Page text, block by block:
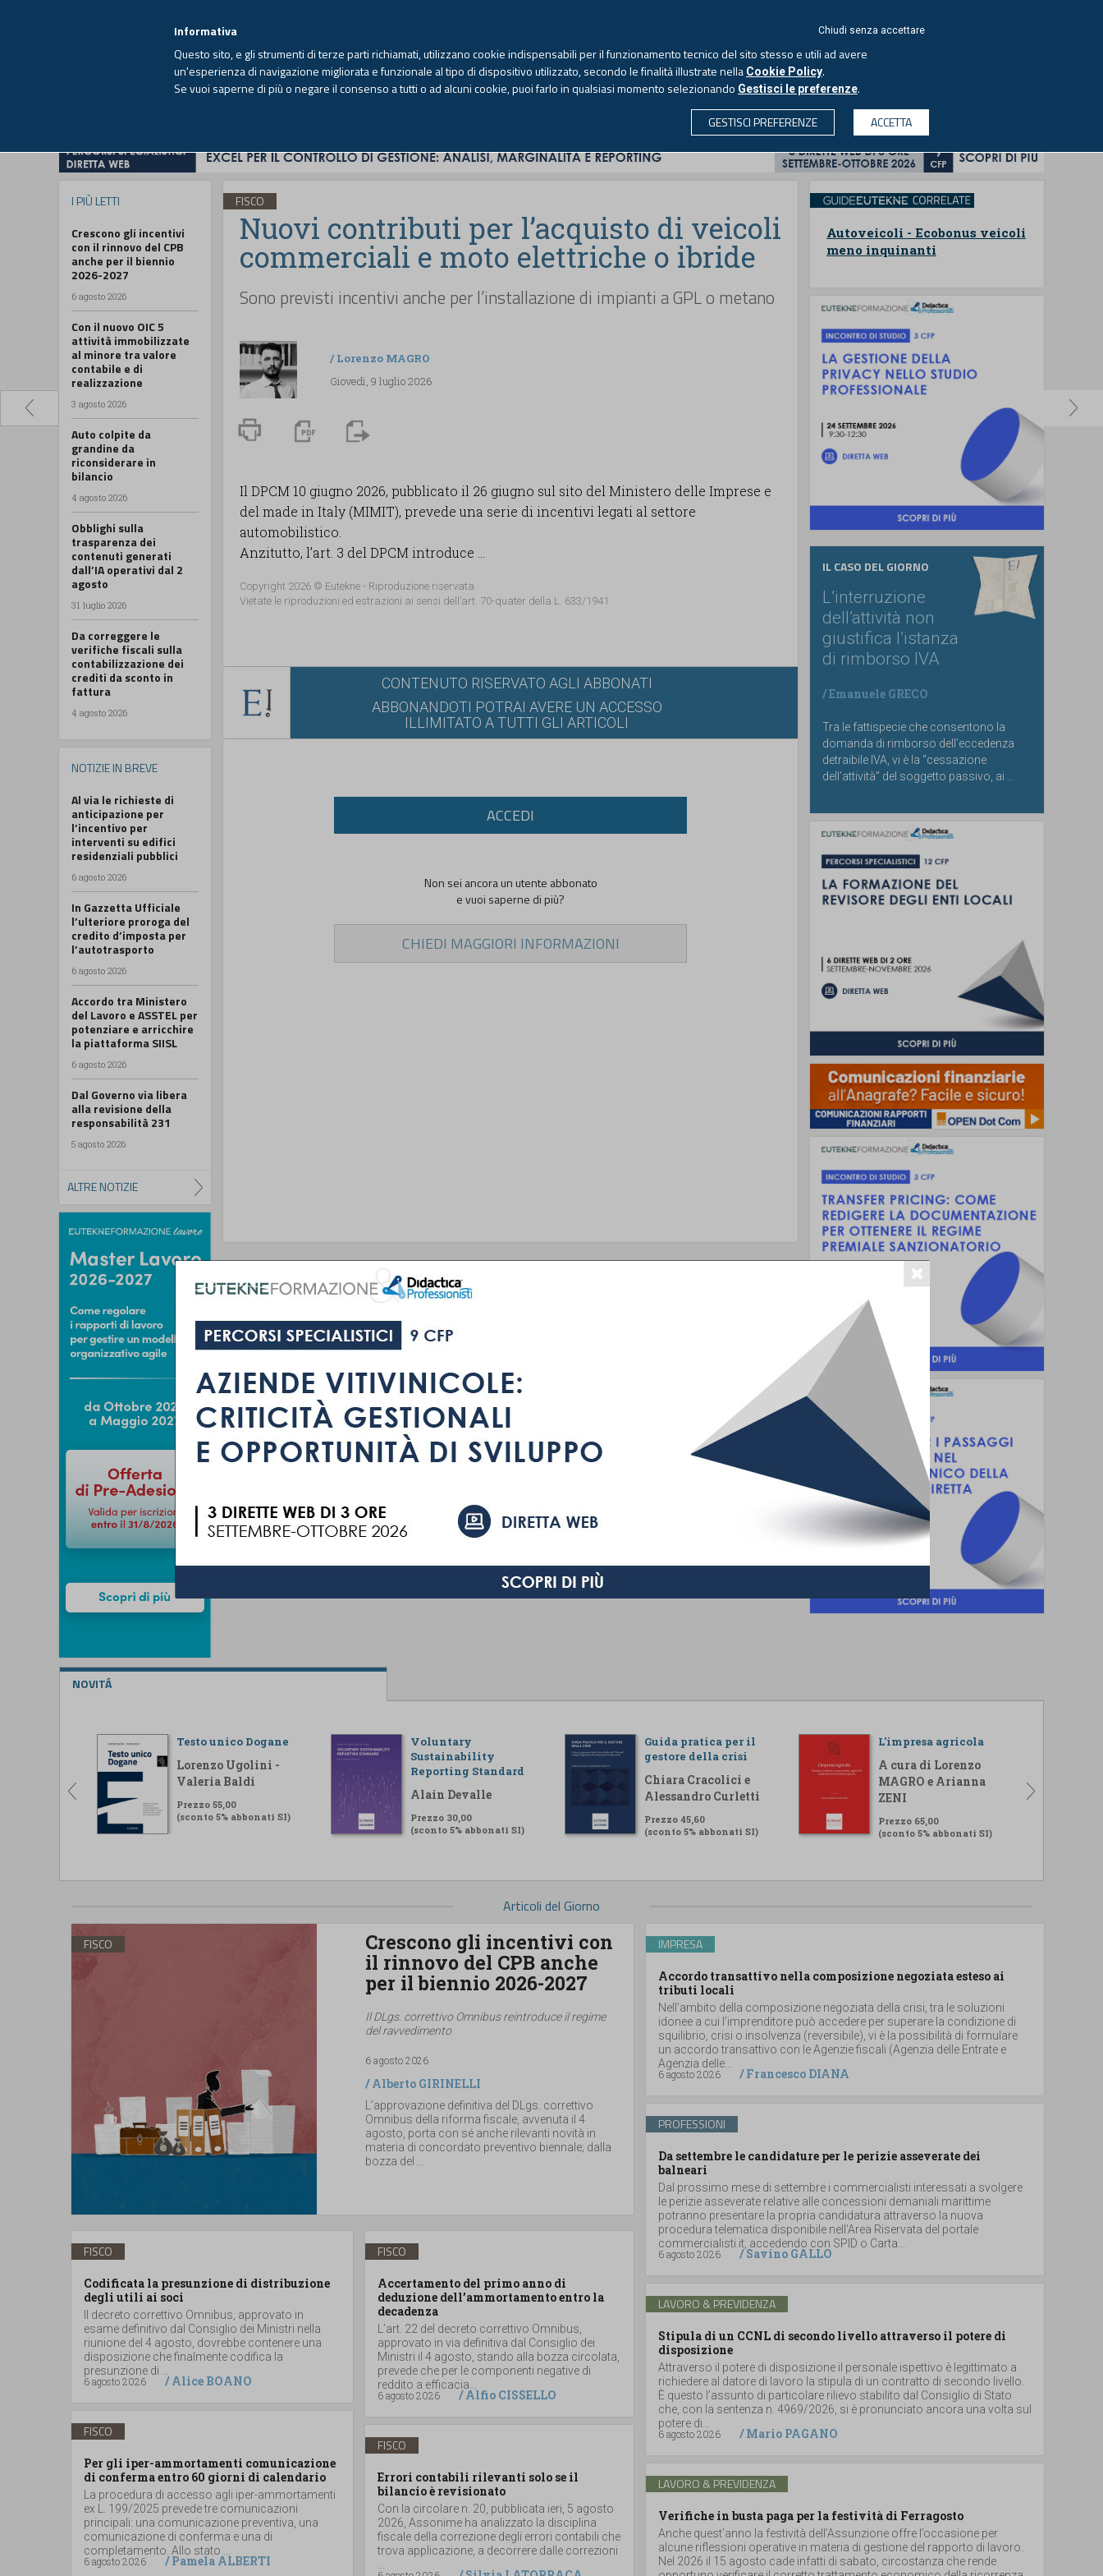
Giovedì, 6 agosto 2026 -Aggiornato alle 6.00
ECONOMIA & SOCIETÀ PROFESSIONI
I PIÙ LETTI
Crescono gli incentivi
con il rinnovo del CPB
anche per il biennio
2026-2027
6 agosto 2026
Con il nuovo OIC 5
attività immobilizzate
al minore tra valore
contabile e di
realizzazione
3 agosto 2026
Auto colpite da
grandine da
riconsiderare in
bilancio
4 agosto 2026
Obblighi sulla
trasparenza dei
contenuti generati
dall’IA operativi dal 2
agosto
31 luglio 2026
Da correggere le
verifiche fiscali sulla
contabilizzazione dei
crediti da sconto in
fattura
4 agosto 2026
NOTIZIE IN BREVE
Al via le richieste di
anticipazione per
l’incentivo per
interventi su edifici
residenziali pubblici
6 agosto 2026
In Gazzetta Ufficiale
l’ulteriore proroga del
credito d’imposta per
l’autotrasporto
6 agosto 2026
Accordo tra Ministero
del Lavoro e ASSTEL per
potenziare e arricchire
la piattaforma SIISL
6 agosto 2026
Dal Governo via libera
alla revisione della
responsabilità 231
5 agosto 2026
ALTRE NOTIZIE
FISCO
Nuovi contributi per l’acquisto di veicoli
commerciali e moto elettriche o ibride
Sono previsti incentivi anche per l’installazione di impianti a GPL o metano
/ Lorenzo MAGRO
Giovedì, 9 luglio 2026
Il DPCM 10 giugno 2026, pubblicato il 26 giugno sul sito del Ministero delle Imprese e
del made in Italy (MIMIT), prevede una serie di incentivi legati al settore
automobilistico.
Anzitutto, l’art. 3 del DPCM introduce ...
Copyright 2026 © Eutekne - Riproduzione riservata
Vietate le riproduzioni ed estrazioni ai sensi dell’art. 70-quater della L. 633/1941
CONTENUTO RISERVATO AGLI ABBONATI
ABBONANDOTI POTRAI AVERE UN ACCESSO
ILLIMITATO A TUTTI GLI ARTICOLI
ACCEDI
Non sei ancora un utente abbonato
e vuoi saperne di più?
CHIEDI MAGGIORI INFORMAZIONI
Autoveicoli - Ecobonus veicoli
meno inquinanti
IL CASO DEL GIORNO
L’interruzione
dell’attività non
giustifica l’istanza
di rimborso IVA
/Emanuele GRECO
Tra le fattispecie che consentono la
domanda di rimborso dell’eccedenza
detraibile IVA, vi è la “cessazione
dell’attività” del soggetto passivo, ai ...
NOVITÁ
Testo unico Dogane
Lorenzo Ugolini -
Valeria Baldi
Prezzo 55,00
(sconto 5% abbonati SI)
Voluntary
Sustainability
Reporting Standard
Alain Devalle
Prezzo 30,00
(sconto 5% abbonati SI)
Guida pratica per il
gestore della crisi
Chiara Cracolici e
Alessandro Curletti
Prezzo 45,60
(sconto 5% abbonati SI)
L'impresa agricola
A cura di Lorenzo
MAGRO e Arianna
ZENI
Prezzo 65,00
(sconto 5% abbonati SI)
Articoli del Giorno
FISCO
Crescono gli incentivi con
il rinnovo del CPB anche
per il biennio 2026-2027
Il DLgs. correttivo Omnibus reintroduce il regime
del ravvedimento
6 agosto 2026
/Alberto GIRINELLI
L’approvazione definitiva del DLgs. correttivo
Omnibus della riforma fiscale, avvenuta il 4
agosto, porta con sé anche rilevanti novità in
materia di concordato preventivo biennale; dalla
bozza del ...
FISCO
Codificata la presunzione di distribuzione
degli utili ai soci
Il decreto correttivo Omnibus, approvato in
esame definitivo dal Consiglio dei Ministri nella
riunione del 4 agosto, dovrebbe contenere una
disposizione che finalmente codifica la
presunzione di ...
6 agosto 2026
/Alice BOANO
FISCO
Per gli iper-ammortamenti comunicazione
di conferma entro 60 giorni di calendario
La procedura di accesso agli iper-ammortamenti
ex L. 199/2025 prevede tre comunicazioni
principali: una comunicazione preventiva, una
comunicazione di conferma e una di
completamento. Allo stato ...
6 agosto 2026
/Pamela ALBERTI
FISCO
Accertamento del primo anno di
deduzione dell’ammortamento entro la
decadenza
L’art. 22 del decreto correttivo Omnibus,
approvato in via definitiva dal Consiglio dei
Ministri il 4 agosto, stando alla bozza circolata,
prevede che per le componenti negative di
reddito a efficacia...
6 agosto 2026
/Alfio CISSELLO
FISCO
Errori contabili rilevanti solo se il
bilancio è revisionato
Con la circolare n. 20, pubblicata ieri, 5 agosto
2026, Assonime ha analizzato la disciplina
fiscale della correzione degli errori contabili che
trova applicazione, a decorrere dalle correzioni
...
IMPRESA
Accordo transattivo nella composizione negoziata esteso ai
tributi locali
Nell’ambito della composizione negoziata della crisi, tra le soluzioni
idonee a cui l’imprenditore può accedere per superare la condizione di
squilibrio, crisi o insolvenza (reversibile), vi è la possibilità di formulare
un accordo transattivo con le Agenzie fiscali (Agenzia delle Entrate e
Agenzia delle...
6 agosto 2026
/Francesco DIANA
PROFESSIONI
Da settembre le candidature per le perizie asseverate dei
balneari
Dal prossimo mese di settembre i commercialisti interessati a svolgere
le perizie asseverate relative alle concessioni demaniali marittime
potranno presentare la propria candidatura attraverso la nuova
procedura telematica disponibile nell’Area Riservata del portale
commercialisti.it, accedendo con SPID o Carta...
6 agosto 2026
/Savino GALLO
LAVORO & PREVIDENZA
Stipula di un CCNL di secondo livello attraverso il potere di
disposizione
Attraverso il potere di disposizione il personale ispettivo è legittimato a
richiedere al datore di lavoro la stipula di un contratto di secondo livello.
È questo l’assunto di particolare rilievo stabilito dal Consiglio di Stato
che, con la sentenza n. 4969/2026, si è pronunciato ancora una volta sul
potere di...
6 agosto 2026
/Mario PAGANO
LAVORO & PREVIDENZA
Verifiche in busta paga per la festività di Ferragosto
Anche quest’anno la festività dell’Assunzione offre l’occasione per
alcune riflessioni operative in materia di gestione del rapporto di lavoro.
Nel 2026 il 15 agosto cade infatti di sabato, circostanza che rende
Chiudi senza accettare
Informativa
Questo sito, e gli strumenti di terze parti richiamati, utilizzano cookie indispensabili per il funzionamento tecnico del sito stesso e utili ad avere
un'esperienza di navigazione migliorata e funzionale al tipo di dispositivo utilizzato, secondo le finalità illustrate nella Cookie Policy.
Se vuoi saperne di più o negare il consenso a tutti o ad alcuni cookie, puoi farlo in qualsiasi momento selezionando Gestisci le preferenze.
GESTISCI PREFERENZE
ACCETTA